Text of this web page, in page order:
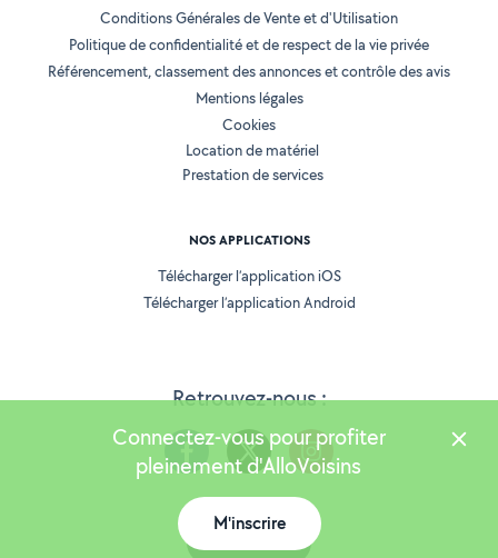
Retrouvez-nous :
Conditions Générales de Vente et d'Utilisation
Politique de confidentialité et de respect de la vie privée
Référencement, classement des annonces et contrôle des avis
Mentions légales
Cookies
Location de matériel
Prestation de services
NOS APPLICATIONS
Télécharger l’application iOS
Télécharger l’application Android
Version 25.5.3
Connectez-vous pour profiter
pleinement d'AlloVoisins
M'inscrire